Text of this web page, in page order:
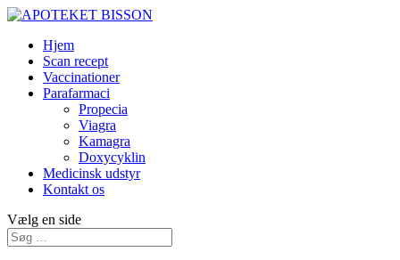
Hjem
Scan recept
Vaccinationer
Parafarmaci
Propecia
Viagra
Kamagra
Doxycyklin
Medicinsk udstyr
Kontakt os
Vælg en side